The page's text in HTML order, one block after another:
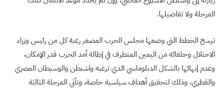
المرحلة ولا تفاصيلها.
ترسخ الخطط التي وضعها مجلس الحرب المصغر رغبة كل من رئيس وزراء
الاحتلال وحلفائه من اليمين المتطرف في إطالة أمد الحرب قدر الإمكان،
وعدم إنهائها بالشكل الدبلوماسي الذي ترغبه واشنطن والوسيطان المصري
والقطري، وذلك لتحقيق أهداف سياسية خاصة، وتأتي المرحلة الثالثة